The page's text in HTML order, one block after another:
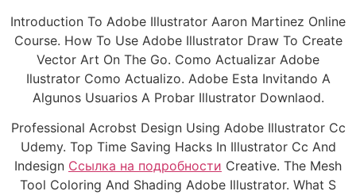
Introduction To Adobe Illustrator Aaron Martinez Online
Course. How To Use Adobe Illustrator Draw To Create
Vector Art On The Go. Como Actualizar Adobe
Ilustrator Como Actualizo. Adobe Esta Invitando A
Algunos Usuarios A Probar Illustrator Downlaod.
Professional Acrobst Design Using Adobe Illustrator Cc
Udemy. Top Time Saving Hacks In Illustrator Cc And
Indesign Ссылка на подробности Creative. The Mesh
Tool Coloring And Shading Adobe Illustrator. What S